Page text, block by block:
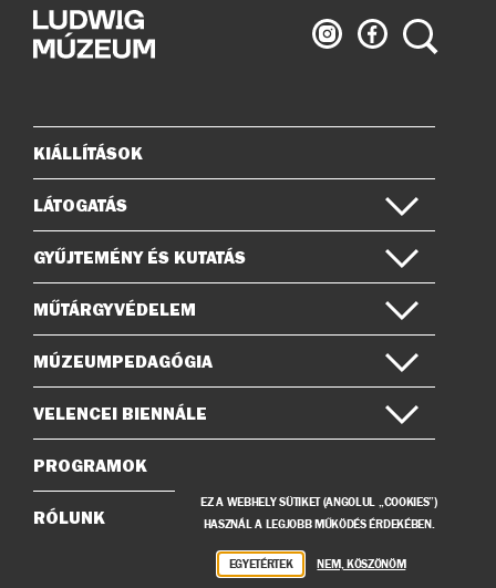
Ludwig
Múzeum
Ludwig
Múzeum
Keresés
Oldaltérkép
KIÁLLÍTÁSOK
LÁTOGATÁS
GYŰJTEMÉNY ÉS KUTATÁS
MŰTÁRGYVÉDELEM
MÚZEUMPEDAGÓGIA
VELENCEI BIENNÁLE
PROGRAMOK
RÓLUNK
EZ A WEBHELY SÜTIKET (ANGOLUL „COOKIES”)
HASZNÁL A LEGJOBB MŰKÖDÉS ÉRDEKÉBEN.
EGYETÉRTEK NEM, KÖSZÖNÖM